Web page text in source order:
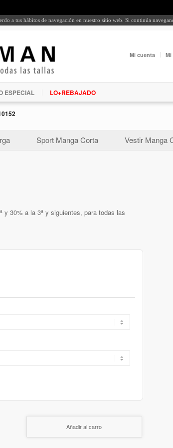
a tus hábitos de navegación en nuestro sitio web. Si continúa
Mi cuenta Mi
ESPECIAL LO+REBAJADO
Sport Manga Corta Vestir Manga
y 30% a la 3ª y siguientes, para todas las
Añadir al carro